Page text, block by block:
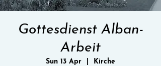
Gottesdienst Alban-
Arbeit
Sun 13 Apr Kirche